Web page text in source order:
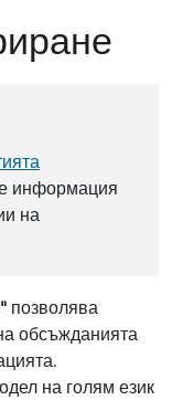
информация
на
позволява
обсъжданията
на голям език